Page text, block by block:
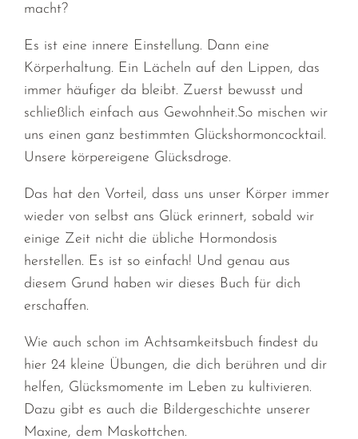
macht?
Es ist eine innere Einstellung. Dann eine
Körperhaltung. Ein Lächeln auf den Lippen, das
immer häufiger da bleibt. Zuerst bewusst und
schließlich einfach aus Gewohnheit.So mischen wir
uns einen ganz bestimmten Glückshormoncocktail.
Unsere körpereigene Glücksdroge.
Das hat den Vorteil, dass uns unser Körper immer
wieder von selbst ans Glück erinnert, sobald wir
einige Zeit nicht die übliche Hormondosis
herstellen. Es ist so einfach! Und genau aus
diesem Grund haben wir dieses Buch für dich
erschaffen.
Wie auch schon im Achtsamkeitsbuch findest du
hier 24 kleine Übungen, die dich berühren und dir
helfen, Glücksmomente im Leben zu kultivieren.
Dazu gibt es auch die Bildergeschichte unserer
Maxine, dem Maskottchen.